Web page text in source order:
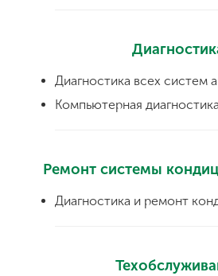
Диагностика всех систем
Компьютерная диагностика
Ремонт системы
Диагностика и ремонт